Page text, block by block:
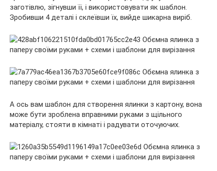
заготівлю, зігнувши її, і використовувати як шаблон.
Зробивши 4 деталі і склеївши їх, вийде шикарна виріб.
А ось вам шаблон для створення ялинки з картону, вона
може бути зроблена вправними руками з щільного
матеріалу, стояти в кімнаті і радувати оточуючих.